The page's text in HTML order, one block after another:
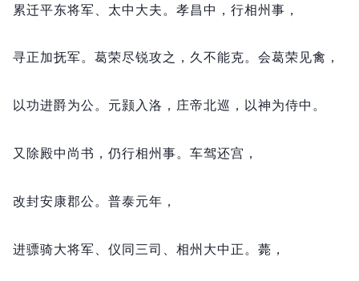
累迁平东将军、太中大夫。 孝昌中， 行相州事，
寻正加抚军。 葛荣尽锐攻之， 久不能克。 会葛荣见禽，
以功进爵为公。 元颢入洛， 庄帝北巡， 以神为侍中。
又除殿中尚书， 仍行相州事。 车驾还宫，
改封安康郡公。 普泰元年，
进骠骑大将军、仪同三司、相州大中正。 薨，